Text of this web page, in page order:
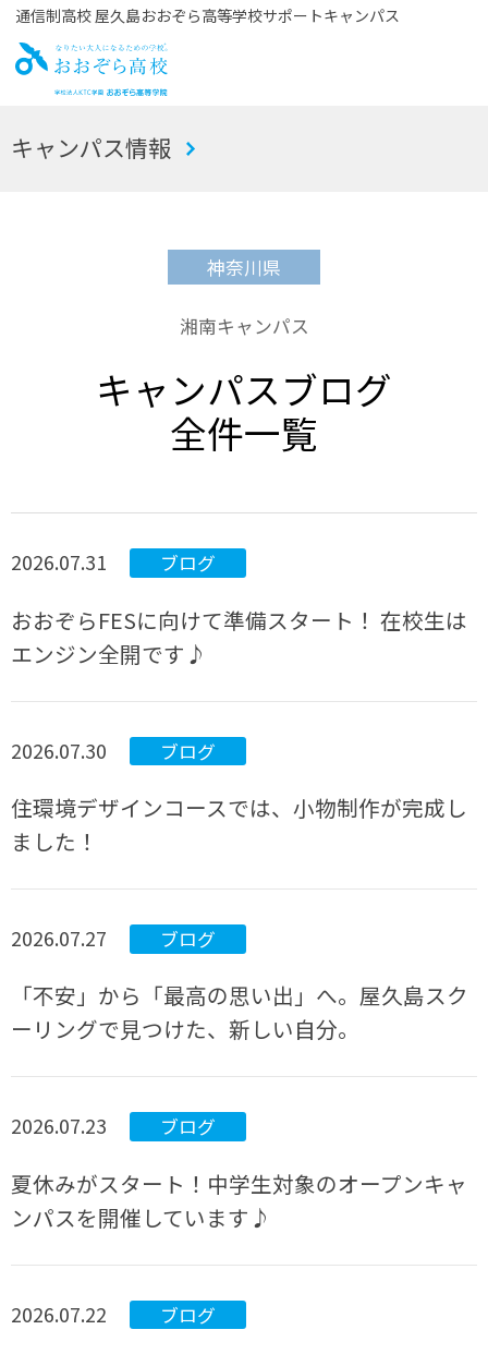
通信制高校 屋久島おおぞら高等学校サポートキャンパス
お
キャンパス情報
神奈川県
湘南キャンパス
キャンパスブログ
全件一覧
2026.07.31 ブログ
おおぞらFESに向けて準備スタート！ 在校生は
エンジン全開です♪
2026.07.30 ブログ
住環境デザインコースでは、小物制作が完成し
ました！
2026.07.27 ブログ
「不安」から「最高の思い出」へ。屋久島スク
ーリングで見つけた、新しい自分。
2026.07.23 ブログ
夏休みがスタート！中学生対象のオープンキャ
ンパスを開催しています♪
2026.07.22 ブログ